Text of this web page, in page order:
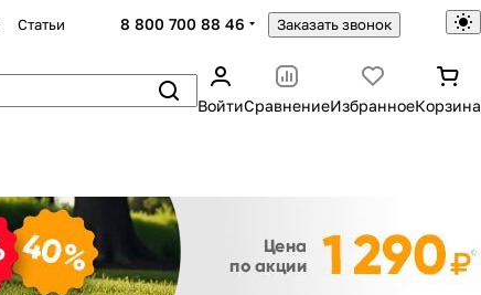
Статьи 8 800 700 88 46 Заказать звонок
ВойтиСравнениеИзбранноеКорзина